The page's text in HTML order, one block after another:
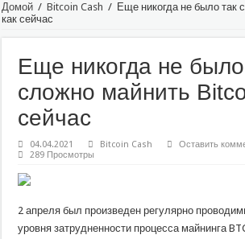
Домой / Bitcoin Cash / Еще никогда не было так
как сейчас
Еще никогда не было
сложно майнить
сейчас
04.04.2021 Bitcoin Cash
Оставить
289 Просмотры
2 апреля был произведен регулярно
уровня затрудненности процесса майнинга